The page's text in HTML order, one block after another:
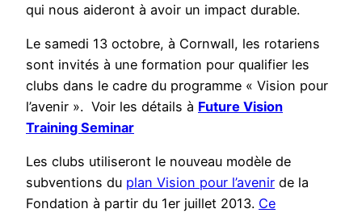
qui nous aideront à avoir un impact durable.
Le samedi 13 octobre, à Cornwall, les rotariens
sont invités à une formation pour qualifier les
clubs dans le cadre du programme « Vision pour
l’avenir ». Voir les détails à Future Vision
Training Seminar
Les clubs utiliseront le nouveau modèle de
subventions du plan Vision pour l’avenir de la
Fondation à partir du 1er juillet 2013. Ce